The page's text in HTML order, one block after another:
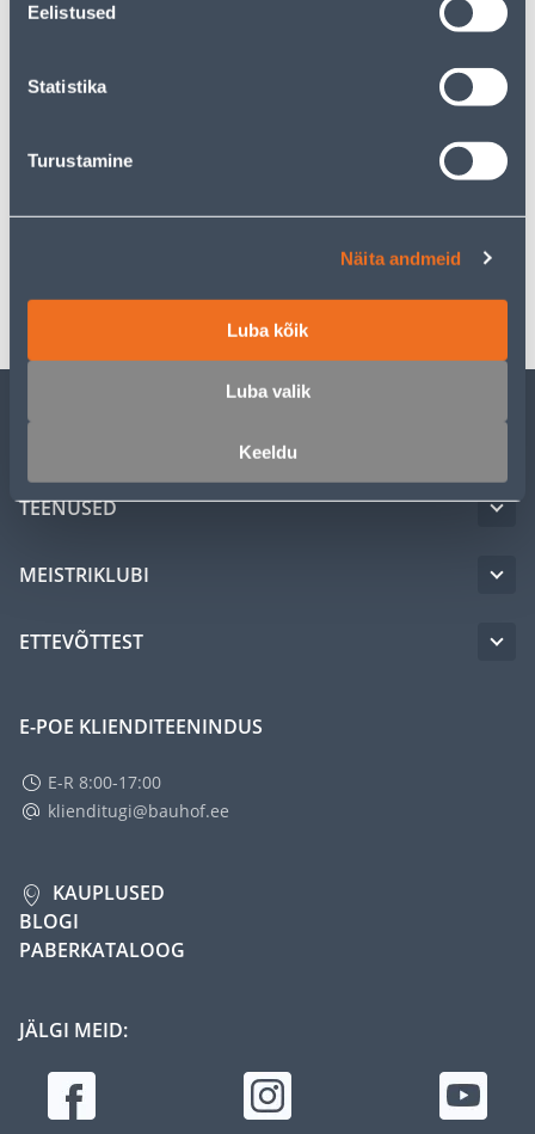
Eelistused
Statistika
Turustamine
Näita andmeid
Luba kõik
Luba valik
Keeldu
Kirjeldus
Spetsifikatsioon
TEENUSED
MEISTRIKLUBI
ETTEVÕTTEST
E-POE KLIENDITEENINDUS
E-R 8:00-17:00
klienditugi@bauhof.ee
KAUPLUSED
BLOGI
PABERKATALOOG
JÄLGI MEID: